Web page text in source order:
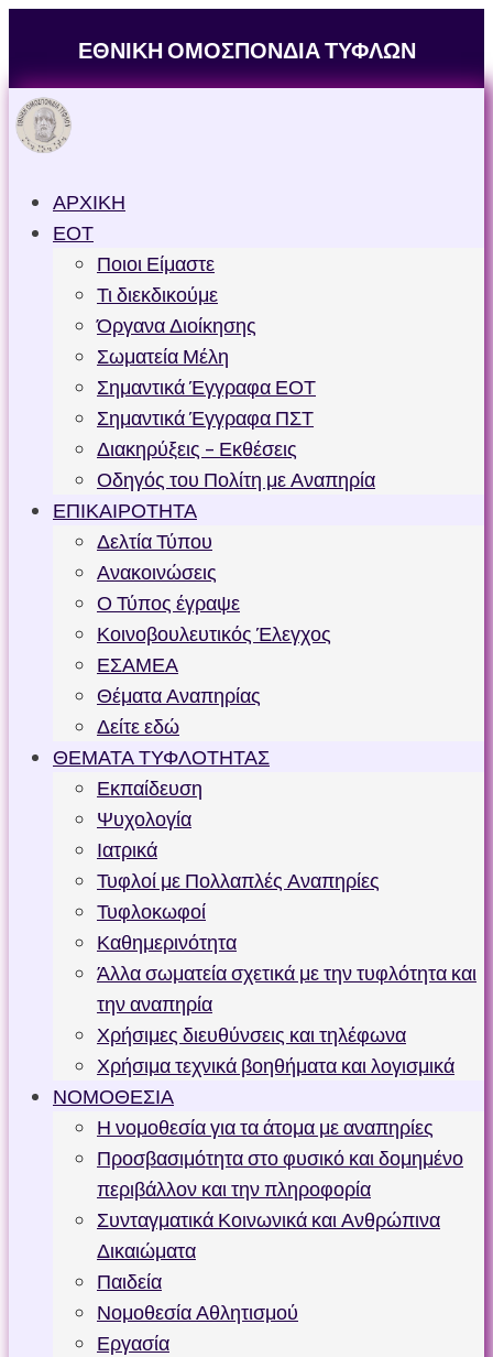
ΕΘΝΙΚΗ ΟΜΟΣΠΟΝΔΙΑ ΤΥΦΛΩΝ
ΑΡΧΙΚΗ
ΕΟΤ
Ποιοι Είμαστε
Τι διεκδικούμε
Όργανα Διοίκησης
Σωματεία Μέλη
Σημαντικά Έγγραφα ΕΟΤ
Σημαντικά Έγγραφα ΠΣΤ
Διακηρύξεις – Εκθέσεις
Οδηγός του Πολίτη με Αναπηρία
ΕΠΙΚΑΙΡΟΤΗΤΑ
Δελτία Τύπου
Ανακοινώσεις
Ο Τύπος έγραψε
Κοινοβουλευτικός Έλεγχος
ΕΣΑΜΕΑ
Θέματα Αναπηρίας
Δείτε εδώ
ΘΕΜΑΤΑ ΤΥΦΛΟΤΗΤΑΣ
Εκπαίδευση
Ψυχολογία
Ιατρικά
Τυφλοί με Πολλαπλές Αναπηρίες
Τυφλοκωφοί
Καθημερινότητα
Άλλα σωματεία σχετικά με την τυφλότητα και
την αναπηρία
Χρήσιμες διευθύνσεις και τηλέφωνα
Χρήσιμα τεχνικά βοηθήματα και λογισμικά
ΝΟΜΟΘΕΣΙΑ
Η νομοθεσία για τα άτομα με αναπηρίες
Προσβασιμότητα στο φυσικό και δομημένο
περιβάλλον και την πληροφορία
Συνταγματικά Κοινωνικά και Ανθρώπινα
Δικαιώματα
Παιδεία
Νομοθεσία Αθλητισμού
Εργασία